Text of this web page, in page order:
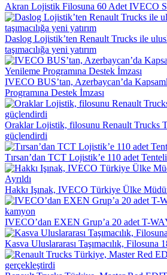
Akran Lojistik Filosuna 60 Adet IVECO
Daslog Lojistik’ten Renault Trucks ile
taşımacılığa yeni yatırım
IVECO BUS’tan, Azerbaycan’da
Programına Destek İmzası
Oraklar Lojistik, filosunu Renault Trucks
güçlendirdi
Tırsan’dan TCT Lojistik’e 110 adet
Hakkı Işınak, IVECO Türkiye Ülke
IVECO’dan EXEN Grup’a 20 adet T-
Kasva Uluslararası Taşımacılık, Filosuna